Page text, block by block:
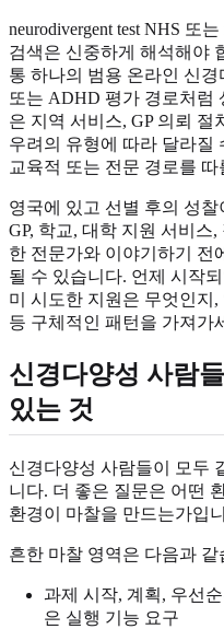
neurodivergent test NHS 또
검색은 신중하게 해석해야
통 하나의 범용 온라인 신
또는 ADHD 평가 경로처럼
은 지역 서비스, GP 의뢰
우려의 유형에 따라 달라질
교육적 또는 전문 경로를 따
영국에 있고 선별 후의 성
GP, 학교, 대학 지원 서비스
한 전문가와 이야기하기 전
될 수 있습니다. 언제 시작
미 시도한 지원은 무엇인지
등 구체적인 패턴을 가져가
신경다양성 사람
있는 것
신경다양성 사람들이 모두
니다. 더 좋은 질문은 어떤
환경이 마찰을 만드는가입
흔한 마찰 영역은 다음과 같
과제 시작, 계획, 우선
은 실행 기능 요구